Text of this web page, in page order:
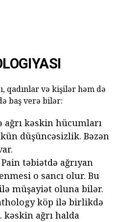
qadınlar və kişilər həm də
baş verə bilər:
ağrı kəskin hücumları
düşüncəsizlik. Bəzən
Pain təbiətdə ağrıyan
o sancı olur. Bu
müşayiət oluna bilər.
köp ilə birlikdə
kəskin ağrı halda